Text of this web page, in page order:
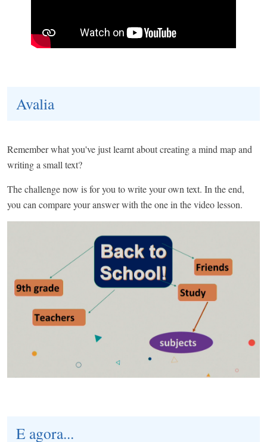
Avalia
Remember what you've just learnt about creating a mind map and
writing a small text?
The challenge now is for you to write your own text. In the end,
you can compare your answer with the one in the video lesson.
E agora...